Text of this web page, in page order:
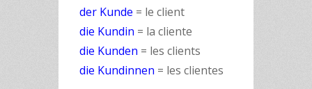
der Kunde = le client
die Kundin = la cliente
die Kunden = les clients
die Kundinnen = les clientes